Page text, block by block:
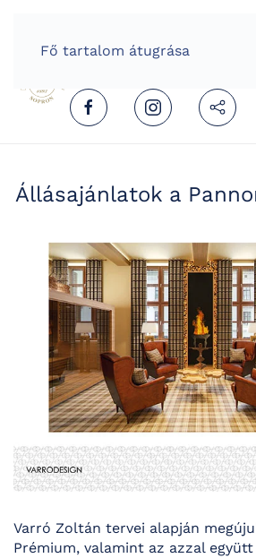
Fő tartalom átugrása
Állásajánlatok a
Varró Zoltán tervei alapján
Prémium, valamint az azzal